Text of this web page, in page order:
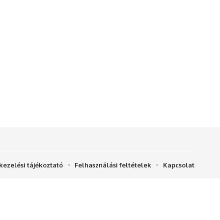
tájékoztató Felhasználási feltételek Kapcsolat